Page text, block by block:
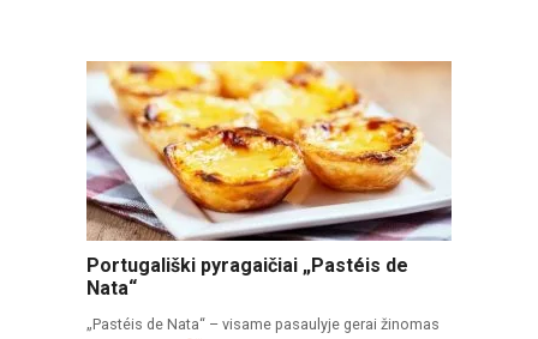
Portugališki pyragaičiai „Pastéis de
Nata“
„Pastéis de Nata“ – visame pasaulyje gerai žinomas